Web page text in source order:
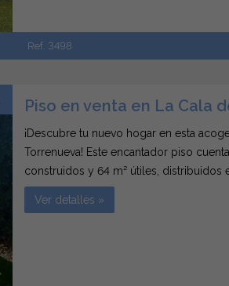
Ref. 3498
Piso en venta en La Cala
¡Descubre tu nuevo hogar en esta
Torrenueva! Este encantador piso
construidos y 64 m² útiles, distribuidos
dormitorios y 2 baños, perfectos para
Ver detalles »